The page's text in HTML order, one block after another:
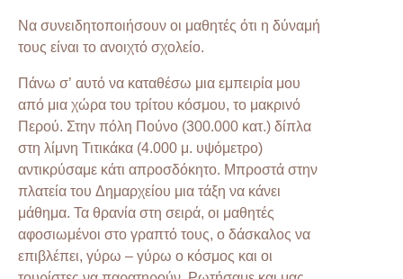
Να συνειδητοποιήσουν οι μαθητές ότι η δύναμή
τους είναι το ανοιχτό σχολείο.
Πάνω σ’ αυτό να καταθέσω μια εμπειρία μου
από μια χώρα του τρίτου κόσμου, το μακρινό
Περού. Στην πόλη Πούνο (300.000 κατ.) δίπλα
στη λίμνη Τιτικάκα (4.000 μ. υψόμετρο)
αντικρύσαμε κάτι απροσδόκητο. Μπροστά στην
πλατεία του Δημαρχείου μια τάξη να κάνει
μάθημα. Τα θρανία στη σειρά, οι μαθητές
αφοσιωμένοι στο γραπτό τους, ο δάσκαλος να
επιβλέπει, γύρω – γύρω ο κόσμος και οι